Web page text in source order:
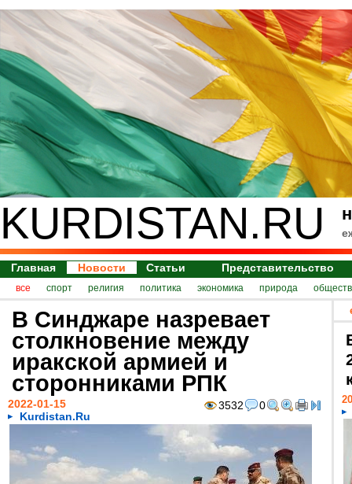
KURDISTAN.RU
Главная Новости Статьи Представительство
все спорт религия политика экономика природа
В Синджаре назревает
столкновение между
иракской армией и
сторонниками РПК
3532 0
2022-01-15
Kurdistan.Ru